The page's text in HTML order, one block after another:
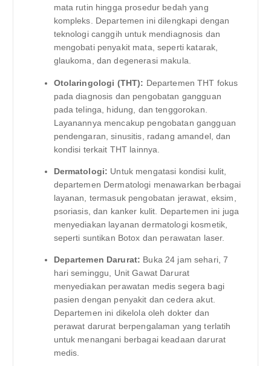
mata rutin hingga prosedur bedah yang
kompleks. Departemen ini dilengkapi dengan
teknologi canggih untuk mendiagnosis dan
mengobati penyakit mata, seperti katarak,
glaukoma, dan degenerasi makula.
Otolaringologi (THT): Departemen THT fokus
pada diagnosis dan pengobatan gangguan
pada telinga, hidung, dan tenggorokan.
Layanannya mencakup pengobatan gangguan
pendengaran, sinusitis, radang amandel, dan
kondisi terkait THT lainnya.
Dermatologi: Untuk mengatasi kondisi kulit,
departemen Dermatologi menawarkan berbagai
layanan, termasuk pengobatan jerawat, eksim,
psoriasis, dan kanker kulit. Departemen ini juga
menyediakan layanan dermatologi kosmetik,
seperti suntikan Botox dan perawatan laser.
Departemen Darurat: Buka 24 jam sehari, 7
hari seminggu, Unit Gawat Darurat
menyediakan perawatan medis segera bagi
pasien dengan penyakit dan cedera akut.
Departemen ini dikelola oleh dokter dan
perawat darurat berpengalaman yang terlatih
untuk menangani berbagai keadaan darurat
medis.